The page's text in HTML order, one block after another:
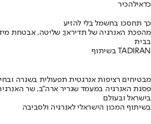
כדאילהכיר
כך תחסכו בחשמל בלי להזיע
מהפכת האנרגיה של תדיראן: שליטה, אבטחת
בבית
בשיתוף TADIRAN
מבטיחים רציפות אנרגטית תפעולית בשגרה
פסגת האנרגיה במעמד שגריר ארה"ב, שר
בישראל ובעולם
בשיתוף המכון הישראלי לאנרגיה ולסביבה